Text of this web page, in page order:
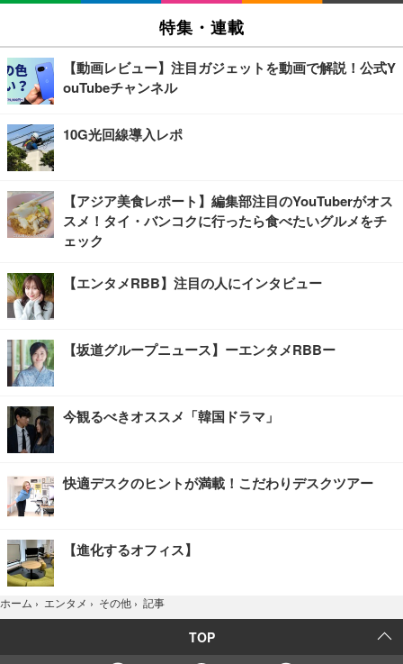
特集・連載
【動画レビュー】注目ガジェットを動画で解説！公式Y
ouTubeチャンネル
10G光回線導入レポ
【アジア美食レポート】編集部注目のYouTuberがオス
スメ！タイ・バンコクに行ったら食べたいグルメをチ
ェック
【エンタメRBB】注目の人にインタビュー
【坂道グループニュース】ーエンタメRBBー
今観るべきオススメ「韓国ドラマ」
快適デスクのヒントが満載！こだわりデスクツアー
【進化するオフィス】
ホーム › エンタメ › その他 › 記事
TOP